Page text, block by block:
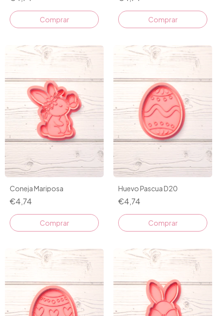
Comprar Comprar
Coneja Mariposa
€4,74
Comprar
Huevo Pascua D20
€4,74
Comprar